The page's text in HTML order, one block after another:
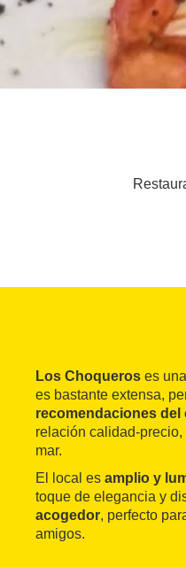
Los Choqueros es una
es bastante extensa,
recomendaciones del
relación calidad-
mar.
El local es amplio y
toque de elegancia y
acogedor, perfecto
amigos.